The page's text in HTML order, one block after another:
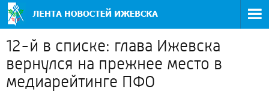
12-й в списке: глава Ижевска
вернулся на прежнее место в
медиарейтинге ПФО